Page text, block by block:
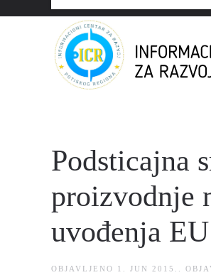
Podsticajna
proizvodnje
uvođenja
OBJAVLJENO 1. JUN 2015. .